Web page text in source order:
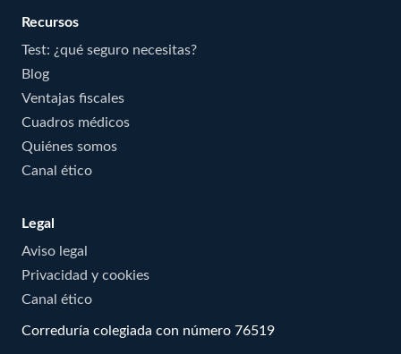
Recursos
Test: ¿qué seguro necesitas?
Blog
Ventajas fiscales
Cuadros médicos
Quiénes somos
Canal ético
Legal
Aviso legal
Privacidad y cookies
Canal ético
Correduría colegiada con número 76519